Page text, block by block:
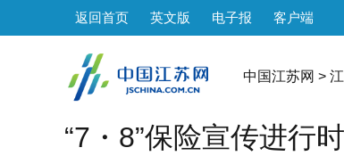
返回首页 英文版 电子报 客户端
中国江苏网 >
“7・8”保险宣传进行